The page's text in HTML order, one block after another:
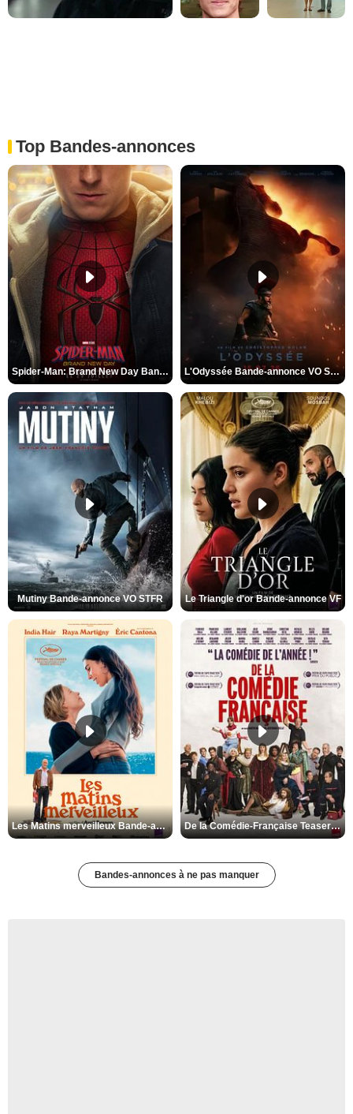
Top Bandes-annonces
Spider-Man: Brand New Day Bande-annonce VO STFR L'Odyssée Bande-annonce VO STFR
Mutiny Bande-annonce VO STFR Le Triangle d'or Bande-annonce VF
Les Matins merveilleux Bande-annonce VF De la Comédie-Française Teaser VF
Bandes-annonces à ne pas manquer